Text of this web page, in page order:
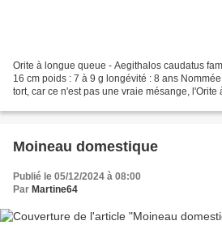
Orite à longue queue - Aegithalos caudatus
16 cm poids : 7 à 9 g longévité : 8 ans
tort, car ce n'est pas une vraie mésange, l'Orite
Moineau domestique
Publié le 05/12/2024 à 08:00
Par Martine64